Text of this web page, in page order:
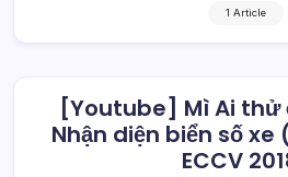
1 Article
[Youtube] Mì Ai thử
Nhận diện biển số xe
ECCV